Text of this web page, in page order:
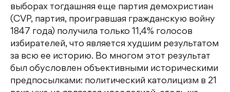
выборах тогдашняя еще партия демохристиан
(CVP, партия, проигравшая гражданскую войну
1847 года) получила только 11,4% голосов
избирателей, что является худшим результатом
за всю ее историю. Во многом этот результат
был обусловлен объективными историческими
предпосылками: политический католицизм в 21